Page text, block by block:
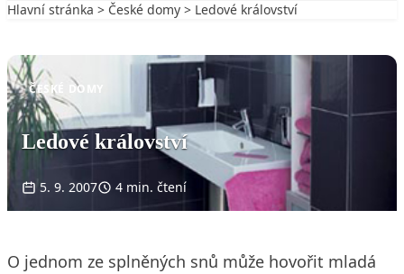
Hlavní stránka > České domy > Ledové království
ČESKÉ DOMY
Ledové království
5. 9. 2007 4 min. čtení
O jednom ze splněných snů může hovořit mladá